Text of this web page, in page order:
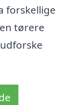
forskellige
tørere